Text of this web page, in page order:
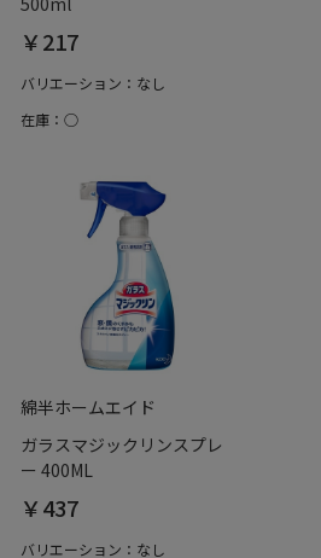
￥217
バリエーション：なし
在庫：○
綿半ホームエイド
ガラスマジックリンスプレ
ー 400ML
￥437
バリエーション：なし